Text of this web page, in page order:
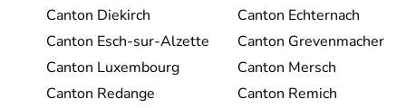
Canton Diekirch
Canton Echternach
Canton Esch-sur-Alzette
Canton Grevenmacher
Canton Luxembourg
Canton Mersch
Canton Redange
Canton Remich